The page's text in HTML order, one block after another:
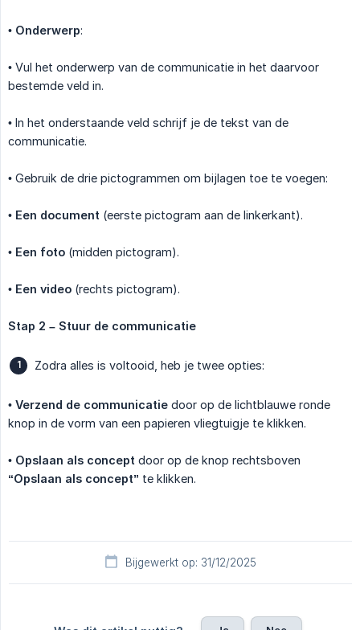
• Onderwerp:
• Vul het onderwerp van de communicatie in het daarvoor
bestemde veld in.
• In het onderstaande veld schrijf je de tekst van de
communicatie.
• Gebruik de drie pictogrammen om bijlagen toe te voegen:
• Een document (eerste pictogram aan de linkerkant).
• Een foto (midden pictogram).
• Een video (rechts pictogram).
Stap 2 – Stuur de communicatie
Zodra alles is voltooid, heb je twee opties:
• Verzend de communicatie door op de lichtblauwe ronde
knop in de vorm van een papieren vliegtuigje te klikken.
• Opslaan als concept door op de knop rechtsboven
“Opslaan als concept” te klikken.
Bijgewerkt op: 31/12/2025